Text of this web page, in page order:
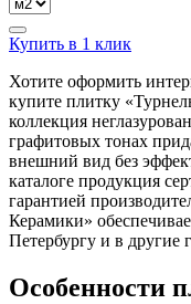
Купить в 1 клик
Хотите оформить
купите плитку
коллекция
графитовых тонах
внешний вид без
каталоге продукция
гарантией
Керамики»
Петербургу и в другие
Особенности